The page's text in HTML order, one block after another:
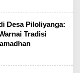
Desa Piloliyanga:
Tradisi